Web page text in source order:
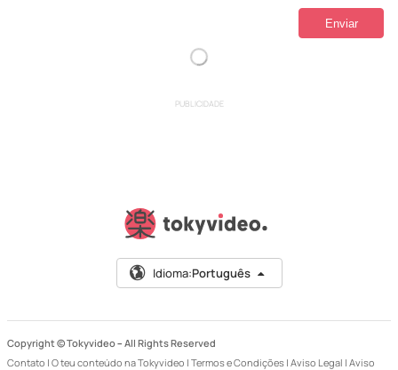
PUBLICIDADE
Idioma:Português
Copyright © Tokyvideo – All Rights Reserved
Contato | O teu conteúdo na Tokyvideo | Termos e Condições | Aviso Legal | Aviso